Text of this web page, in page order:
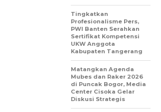
Tingkatkan
Profesionalisme Pers,
PWI Banten Serahkan
Sertifikat Kompetensi
UKW Anggota
Kabupaten Tangerang
Matangkan Agenda
Mubes dan Raker 2026
di Puncak Bogor, Media
Center Cisoka Gelar
Diskusi Strategis